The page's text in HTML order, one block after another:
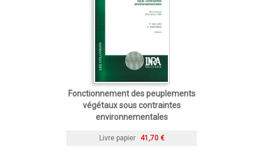
Fonctionnement des peuplements
végétaux sous contraintes
environnementales
Livre papier 41,70 €